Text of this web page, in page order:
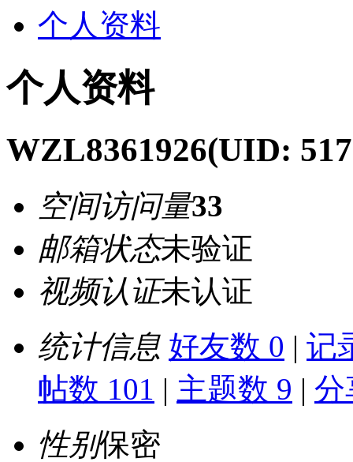
个人资料
个人资料
WZL8361926(UID:
空间访问量33
邮箱状态未验证
视频认证未认证
统计信息 好友数 0 | 记
帖数 101 | 主题数 9 | 分
性别保密